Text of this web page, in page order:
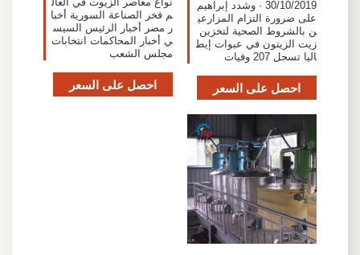
30/10/2019 · وشدد إبراهيم
على ضرورة التزام المزارعي
ن بالشروط الصحية لتخزين
زيت الزيتون في عبوات إيط
اليا تسجل 207 وفيات
احصل على السعر
م فخر الصناعة السورية أخبا
ر مصر أخبار الرئيس السيس
ي أخبار المحاكمات انتخابات
مجلس الشعب
احصل على السعر